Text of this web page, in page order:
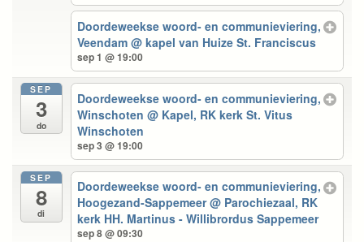
Doordeweekse woord- en communieviering,
Veendam@ kapel van Huize St. Franciscus
sep 1 @ 19:00
SEP
3
do
Doordeweekse woord- en communieviering,
Winschoten@ Kapel, RK kerk St. Vitus
Winschoten
sep 3 @ 19:00
SEP
8
di
Doordeweekse woord- en communieviering,
Hoogezand-Sappemeer@ Parochiezaal, RK
kerk HH. Martinus - Willibrordus Sappemeer
sep 8 @ 09:30